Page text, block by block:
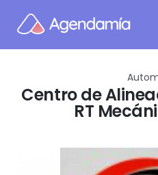
Centro de
RT